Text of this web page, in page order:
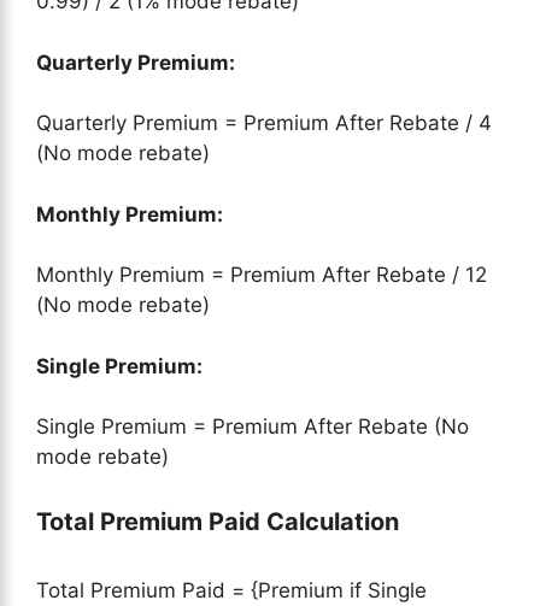
Quarterly Premium:
Quarterly Premium = Premium After Rebate / 4
(No mode rebate)
Monthly Premium:
Monthly Premium = Premium After Rebate / 12
(No mode rebate)
Single Premium:
Single Premium = Premium After Rebate (No
mode rebate)
Total Premium Paid Calculation
Total Premium Paid = {Premium if Single